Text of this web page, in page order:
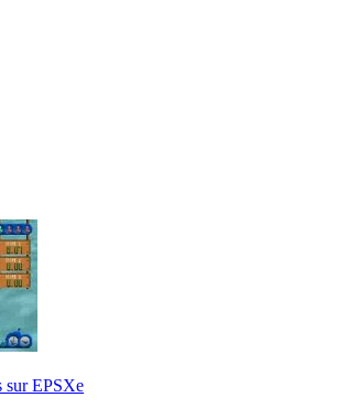
sur EPSXe